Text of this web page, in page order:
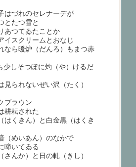
はづれのセレナーデが
とたつ雪と
あつてゐたことか
イスクリームとおなじ
なら暖炉（だんろ）もまつ赤
しそつぽに灼（や）けるだ
られないぜい沢（たく）
ブラウン
耕耘された
はくきん）と白金黒（はくき
（めいあん）のなかで
啼いてゐる
んか）と日の軋（きし）